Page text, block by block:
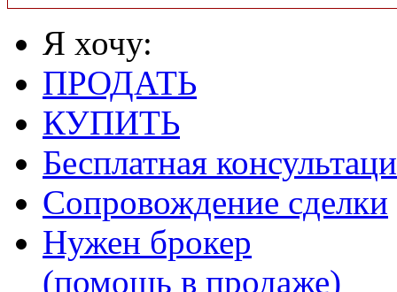
Я хочу:
ПРОДАТЬ
КУПИТЬ
Бесплатная
Сопровождение сделки
Нужен брокер
(помощь в продаже)